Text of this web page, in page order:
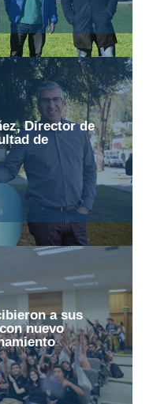
Director de
de
a sus
nuevo